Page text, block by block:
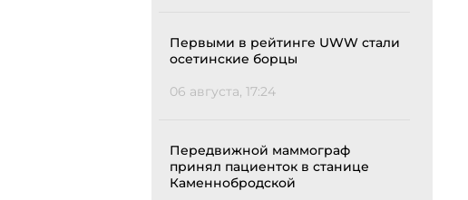
Первыми в рейтинге UWW стали
осетинские борцы
06 августа, 17:24
Передвижной маммограф
принял пациенток в станице
Каменнобродской